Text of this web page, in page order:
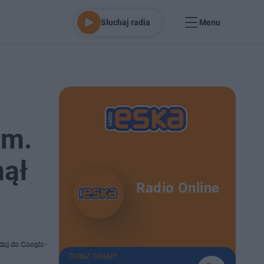
Słuchaj radia Menu
do Google
Radio Online
TERAZ GRAMY